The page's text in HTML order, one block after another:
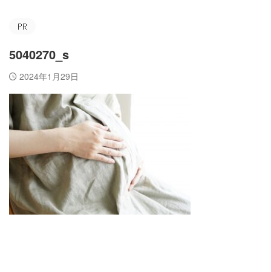
5040270_s
2024年1月29日